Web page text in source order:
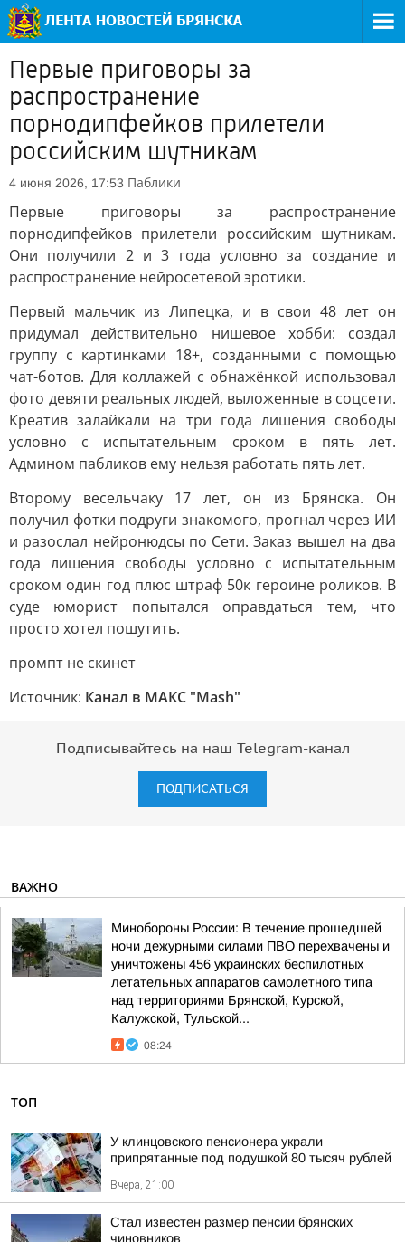
Первые приговоры за
распространение
порнодипфейков прилетели
российским шутникам
4 июня 2026, 17:53 Паблики
Первые приговоры за распространение
порнодипфейков прилетели российским шутникам.
Они получили 2 и 3 года условно за создание и
распространение нейросетевой эротики.
Первый мальчик из Липецка, и в свои 48 лет он
придумал действительно нишевое хобби: создал
группу с картинками 18+, созданными с помощью
чат-ботов. Для коллажей с обнажёнкой использовал
фото девяти реальных людей, выложенные в соцсети.
Креатив залайкали на три года лишения свободы
условно с испытательным сроком в пять лет.
Админом пабликов ему нельзя работать пять лет.
Второму весельчаку 17 лет, он из Брянска. Он
получил фотки подруги знакомого, прогнал через ИИ
и разослал нейронюдсы по Сети. Заказ вышел на два
года лишения свободы условно с испытательным
сроком один год плюс штраф 50к героине роликов. В
суде юморист попытался оправдаться тем, что
просто хотел пошутить.
промпт не скинет
Источник: Канал в МАКС "Mash"
Подписывайтесь на наш Telegram-канал
ПОДПИСАТЬСЯ
ВАЖНО
Минобороны России: В течение прошедшей
ночи дежурными силами ПВО перехвачены и
уничтожены 456 украинских беспилотных
летательных аппаратов самолетного типа
над территориями Брянской, Курской,
Калужской, Тульской...
08:24
ТОП
У клинцовского пенсионера украли
припрятанные под подушкой 80 тысяч рублей
Вчера, 21:00
Стал известен размер пенсии брянских
чиновников